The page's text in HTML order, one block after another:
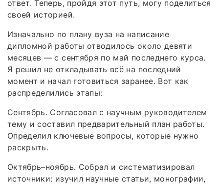
ответ. Теперь, пройдя этот путь, могу поделиться
своей историей.
Изначально по плану вуза на написание
дипломной работы отводилось около девяти
месяцев — с сентября по май последнего курса.
Я решил не откладывать всё на последний
момент и начал готовиться заранее. Вот как
распределились этапы:
Сентябрь. Согласовал с научным руководителем
тему и составил предварительный план работы.
Определил ключевые вопросы, которые нужно
раскрыть.
Октябрь–ноябрь. Собрал и систематизировал
источники: изучил научные статьи, монографии,